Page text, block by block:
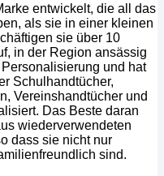
entwickelt, die all das
als sie in einer kleinen
sie über 10
in der Region ansässig
und hat
Schulhandtücher,
Vereinshandtücher und
Das Beste daran
wiederverwendeten
dass sie nicht nur
sind.